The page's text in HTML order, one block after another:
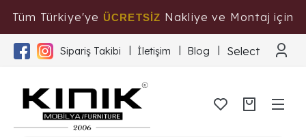
Tüm Türkiye'ye ÜCRETSİZ Nakliye ve Montaj için
Tıklayınız
Sipariş Takibi İletişim Blog Select